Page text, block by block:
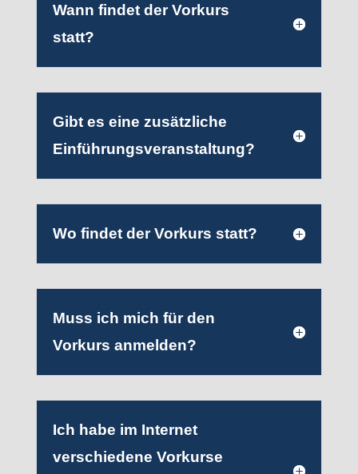
Wann findet der Vorkurs
statt?
Gibt es eine zusätzliche
Einführungsveranstaltung?
Wo findet der Vorkurs statt?
Muss ich mich für den
Vorkurs anmelden?
Ich habe im Internet
verschiedene Vorkurse